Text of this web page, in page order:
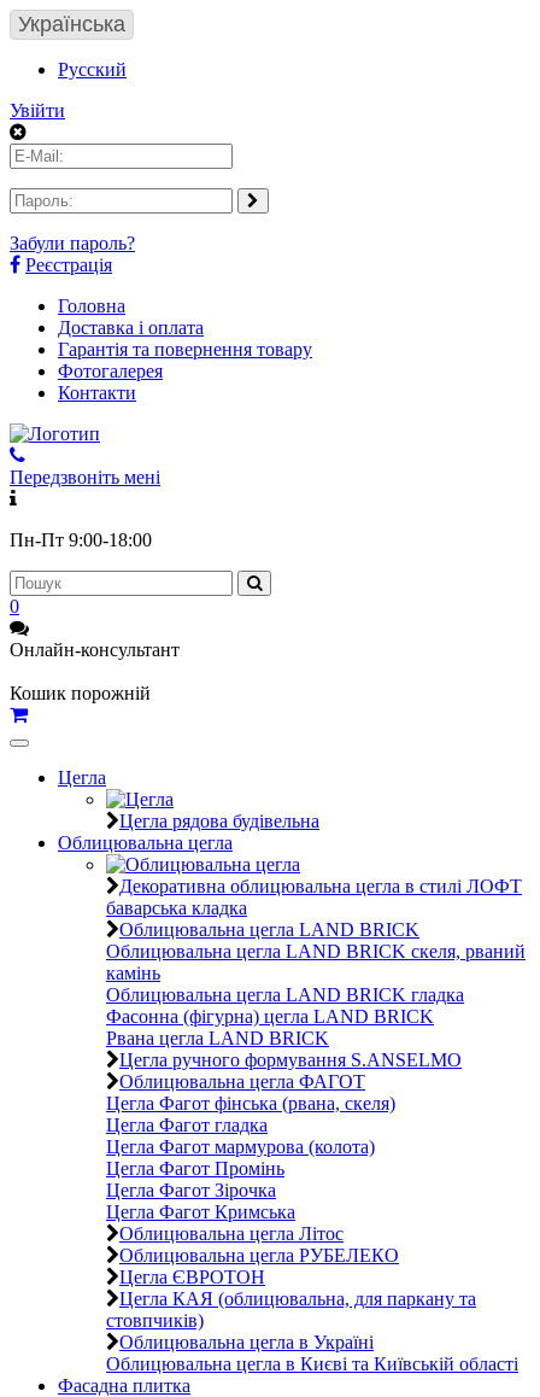
Українська
Русский
Увійти
Забули пароль?
Реєстрація
Головна
Доставка і оплата
Гарантія та повернення товару
Фотогалерея
Контакти
Передзвоніть мені
Пн-Пт 9:00-18:00
0
Онлайн-консультант
Кошик порожній
Toggle
navigationЦегла
Цегла рядова будівельна
Облицювальна цегла
Декоративна облицювальна цегла в стилі ЛОФТ
баварська кладка
Облицювальна цегла LAND BRICK
Облицювальна цегла LAND BRICK скеля, рваний
камінь
Облицювальна цегла LAND BRICK гладка
Фасонна (фігурна) цегла LAND BRICK
Рвана цегла LAND BRICK
Цегла ручного формування S.ANSELMO
Облицювальна цегла ФАГОТ
Цегла Фагот фінська (рвана, скеля)
Цегла Фагот гладка
Цегла Фагот мармурова (колота)
Цегла Фагот Промінь
Цегла Фагот Зірочка
Цегла Фагот Кримська
Облицювальна цегла Літос
Облицювальна цегла РУБЕЛЕКО
Цегла ЄВРОТОН
Цегла КАЯ (облицювальна, для паркану та
стовпчиків)
Облицювальна цегла в Україні
Облицювальна цегла в Києві та Київській області
Фасадна плитка